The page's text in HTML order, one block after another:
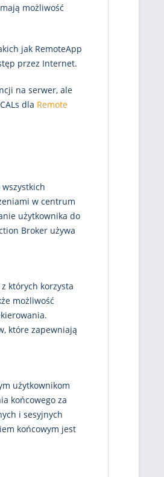
możliwość
jak RemoteApp
przez Internet.
na serwer, ale
dla Remote
w centrum
użytkownika do
Broker używa
których korzysta
możliwość
które zapewniają
użytkownikom
końcowego za
i sesyjnych
końcowym jest